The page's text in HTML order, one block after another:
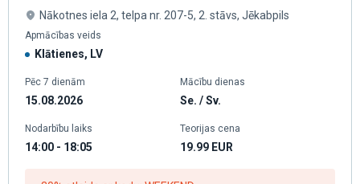
Nākotnes iela 2, telpa nr. 207-5, 2. stāvs, Jēkabpils
Apmācības veids
Klātienes, LV
Pēc 7 dienām
15.08.2026
Mācību dienas
Se. / Sv.
Nodarbību laiks
14:00 - 18:05
Teorijas cena
19.99 EUR